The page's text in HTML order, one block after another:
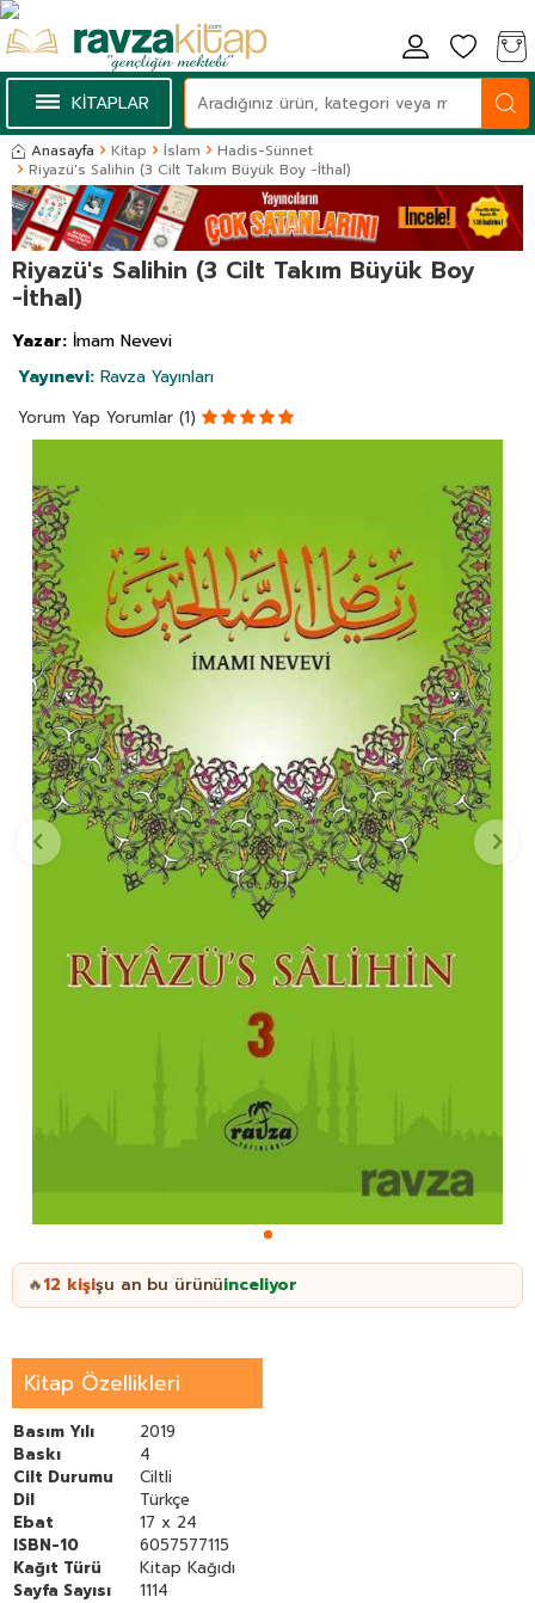
KİTAPLAR
Anasayfa Kitap İslam
Hadis-Sünnet
Riyazü's Salihin (3 Cilt Takım Büyük Boy -İthal)
Riyazü's Salihin (3 Cilt Takım Büyük Boy
-İthal)
Yazar: İmam Nevevi
Yayınevi: Ravza Yayınları
Yorum Yap Yorumlar (1)
🔥12 kişişu an bu ürünüinceliyor
Kitap Özellikleri
Basım Yılı
2019
Baskı
4
Cilt Durumu
Ciltli
Dil
Türkçe
Ebat
17 x 24
ISBN-10
6057577115
Kağıt Türü
Kitap Kağıdı
Sayfa Sayısı
1114